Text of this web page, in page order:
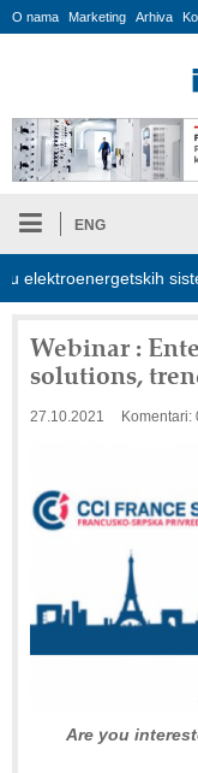
O nama Marketing Arhiva
ENG
sistema
Webinar :
solutions,
27.10.2021 Komentari:
Are you